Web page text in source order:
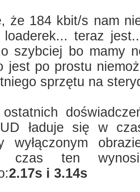
że 184 kbit/s nam
loaderek... teraz
szybciej bo mamy
jest po prostu
sprzętu na
ładuje się w
wyłączonym
czas ten
2.17s i 3.14s